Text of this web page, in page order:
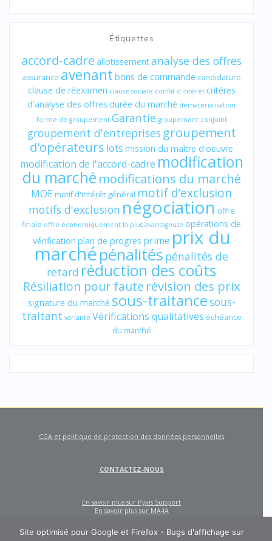
Étiquettes
accord-cadre allotissementanalyse des offres
assurance avenant bons de commande candidature
clause de réexamen clause sociale conflit d'intérêt critères
d'analyse des offres durée du marché dématérialisation
forme de groupement Garantie groupement conjoint
groupement d'entreprises groupement
d'opérateurs lots mission du maître d'oeuvre
modification de l'accord-cadre modification
du marché modifications du marché
MOE motif d'intérêt général motif d’exclusion
motifs d'exclusion négociation offre
finale offre économiquement la plus avantageuse opérations de
vérification plan de progres prime prix du
marchépénalités pénalités de
retard réduction des coûts
Résiliation pour faute révision des prix
signature du marché sous-traitancesous-
traitant variante Vérifications qualitatives échéance
du marché
CGA et politique de protection des données personnelles
CONTACTEZ-NOUS
En savoir plus sur Pyxis Support
En savoir plus sur MA-IA
Site optimisé pour Google et Firefox - Bugs d'affichage sur